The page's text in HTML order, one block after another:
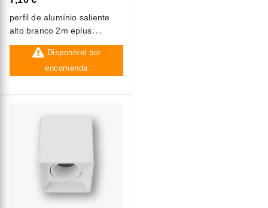
perfil de alumínio saliente
alto branco 2m eplus
out002-w
Disponível por
encomenda